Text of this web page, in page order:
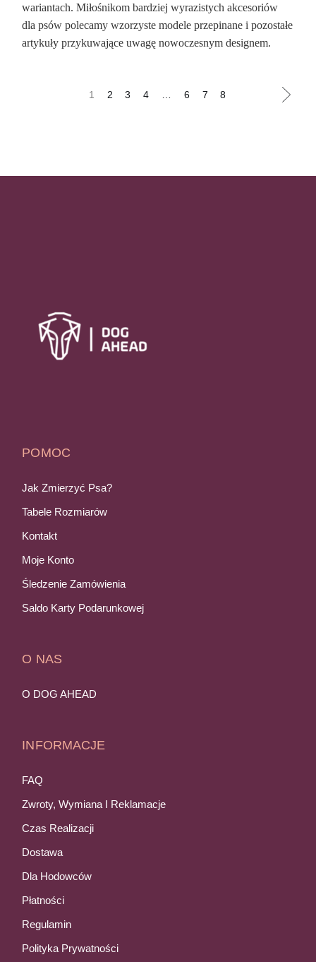
wariantach. Miłośnikom bardziej wyrazistych akcesoriów
dla psów polecamy wzorzyste modele przepinane i pozostałe
artykuły przykuwające uwagę nowoczesnym designem.
1 2 3 4 6 7 8
POMOC
Jak Zmierzyć Psa?
Tabele Rozmiarów
Kontakt
Moje Konto
Śledzenie Zamówienia
Saldo Karty Podarunkowej
O NAS
O DOG AHEAD
INFORMACJE
FAQ
Zwroty, Wymiana I Reklamacje
Czas Realizacji
Dostawa
Dla Hodowców
Płatności
Regulamin
Polityka Prywatności